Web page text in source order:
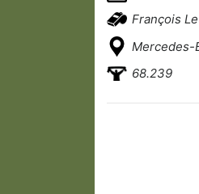
François
Mercedes-
68.239